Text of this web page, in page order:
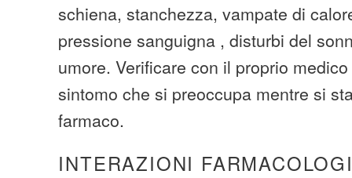
schiena, stanchezza, vampate di
pressione sanguigna , disturbi del
umore. Verificare con il proprio
sintomo che si preoccupa mentre si
farmaco.
INTERAZIONI